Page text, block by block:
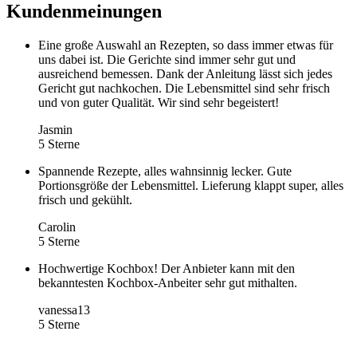
Kundenmeinungen
Eine große Auswahl an Rezepten, so dass immer etwas für
uns dabei ist. Die Gerichte sind immer sehr gut und
ausreichend bemessen. Dank der Anleitung lässt sich jedes
Gericht gut nachkochen. Die Lebensmittel sind sehr frisch
und von guter Qualität. Wir sind sehr begeistert!
Jasmin
5 Sterne
Spannende Rezepte, alles wahnsinnig lecker. Gute
Portionsgröße der Lebensmittel. Lieferung klappt super, alles
frisch und gekühlt.
Carolin
5 Sterne
Hochwertige Kochbox! Der Anbieter kann mit den
bekanntesten Kochbox-Anbeiter sehr gut mithalten.
vanessa13
5 Sterne